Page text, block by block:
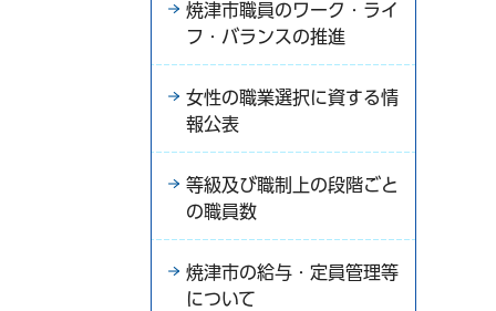
焼津市職員のワーク・ライ
フ・バランスの推進
女性の職業選択に資する情
報公表
等級及び職制上の段階ごと
の職員数
焼津市の給与・定員管理等
について